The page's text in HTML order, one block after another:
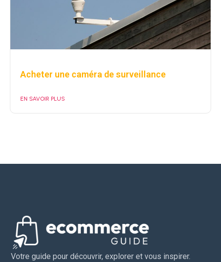
Acheter une caméra de surveillance
EN SAVOIR PLUS
Votre guide pour découvrir, explorer et vous inspirer.